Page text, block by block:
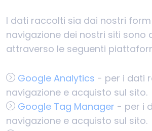
I dati raccolti sia dai nostri
navigazione dei nostri siti sono
attraverso le seguenti
Google Analytics - per i dati
navigazione e acquisto sul sito.
Google Tag Manager - per i
navigazione e acquisto sul sito.